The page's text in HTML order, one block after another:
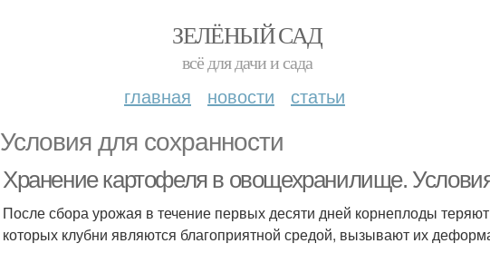
ЗЕЛЁНЫЙ САД
всё для дачи и сада
главная новости статьи
Условия для сохранности
Хранение картофеля в овощехранилище.
После сбора урожая в течение первых десяти дней корнеплоды
которых клубни являются благоприятной средой, вызывают их